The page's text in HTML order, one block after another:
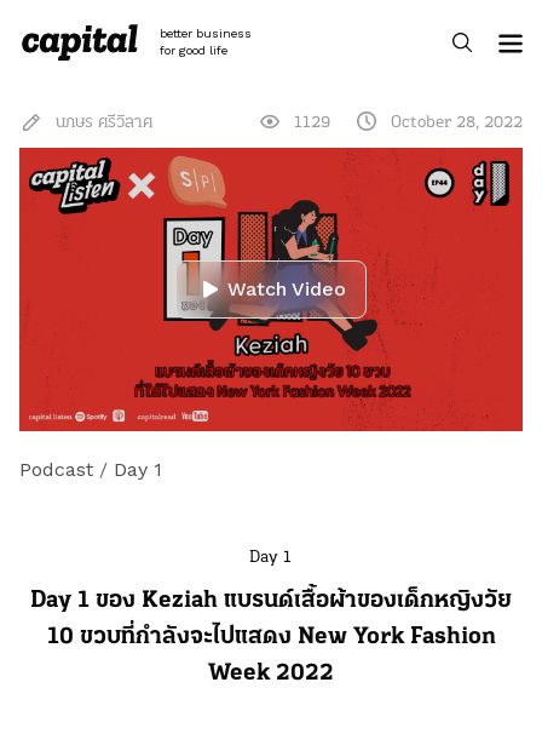
content
better business
for good life
นภษร ศรีวิลาศ 1129 October 28, 2022
Watch Video
Podcast / Day 1
Day 1
Day 1 ของ Keziah แบรนด์เสื้อผ้าของเด็กหญิงวัย
10 ขวบที่กำลังจะไปแสดง New York Fashion
Week 2022